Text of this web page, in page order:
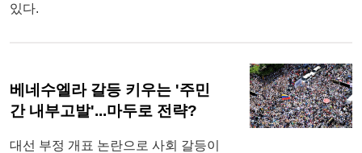
있다.
베네수엘라 갈등 키우는 '주민
간 내부고발'...마두로 전략?
대선 부정 개표 논란으로 사회 갈등이